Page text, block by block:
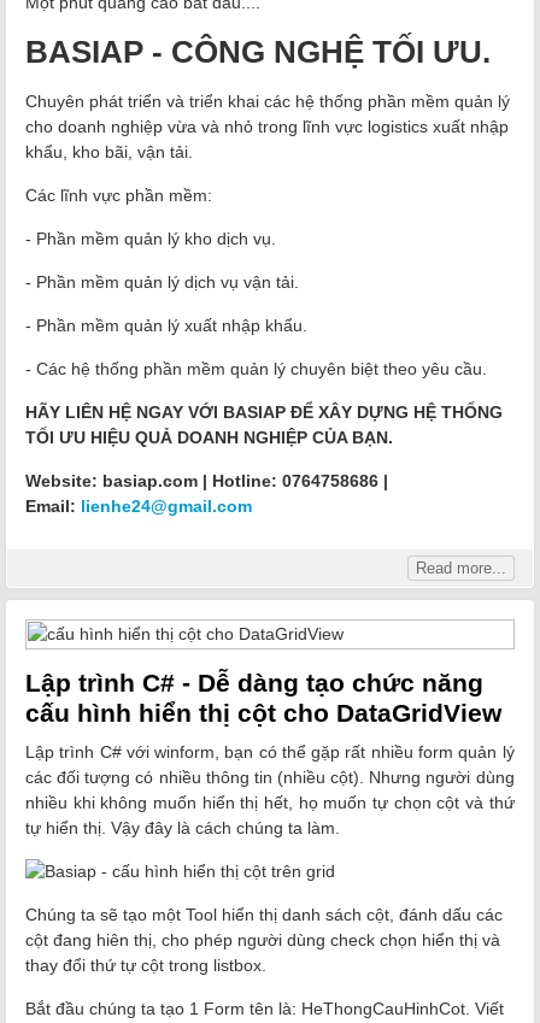
BASIAP - CÔNG NGHỆ TỐI ƯU.
Chuyên phát triển và triển khai các hệ thống phần mềm quản lý
cho doanh nghiệp vừa và nhỏ trong lĩnh vực logistics xuất nhập
khẩu, kho bãi, vận tải.
Các lĩnh vực phần mềm:
- Phần mềm quản lý kho dịch vụ.
- Phần mềm quản lý dịch vụ vận tải.
- Phần mềm quản lý xuất nhập khẩu.
- Các hệ thống phần mềm quản lý chuyên biệt theo yêu cầu.
HÃY LIÊN HỆ NGAY VỚI BASIAP ĐỂ XÂY DỰNG HỆ THỐNG
TỐI ƯU HIỆU QUẢ DOANH NGHIỆP CỦA BẠN.
Website: basiap.com | Hotline: 0764758686 |
Email: lienhe24@gmail.com
Read more...
Lập trình C# - Dễ dàng tạo chức năng
cấu hình hiển thị cột cho DataGridView
Lập trình C# với winform, bạn có thể gặp rất nhiều form quản lý
các đối tượng có nhiều thông tin (nhiều cột). Nhưng người dùng
nhiều khi không muốn hiển thị hết, họ muốn tự chọn cột và thứ
tự hiển thị. Vậy đây là cách chúng ta làm.
Chúng ta sẽ tạo một Tool hiển thị danh sách cột, đánh dấu các
cột đang hiên thị, cho phép người dùng check chọn hiển thị và
thay đổi thứ tự cột trong listbox.
Bắt đầu chúng ta tạo 1 Form tên là: HeThongCauHinhCot. Viết